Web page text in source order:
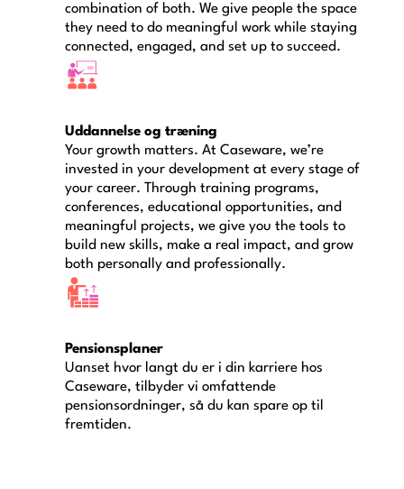
combination of both. We give people the space
they need to do meaningful work while staying
connected, engaged, and set up to succeed.
Uddannelse og træning
Your growth matters. At Caseware, we’re
invested in your development at every stage of
your career. Through training programs,
conferences, educational opportunities, and
meaningful projects, we give you the tools to
build new skills, make a real impact, and grow
both personally and professionally.
Pensionsplaner
Uanset hvor langt du er i din karriere hos
Caseware, tilbyder vi omfattende
pensionsordninger, så du kan spare op til
fremtiden.